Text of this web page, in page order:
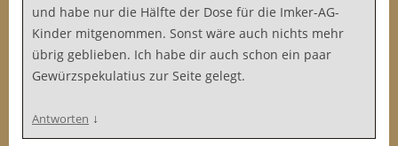
und habe nur die Hälfte der Dose für die Imker-AG-
Kinder mitgenommen. Sonst wäre auch nichts mehr
übrig geblieben. Ich habe dir auch schon ein paar
Gewürzspekulatius zur Seite gelegt.
Antworten ↓